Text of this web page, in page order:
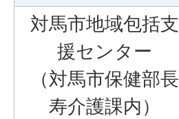
対馬市地域包括支
援センター
（対馬市保健部長
寿介護課内）